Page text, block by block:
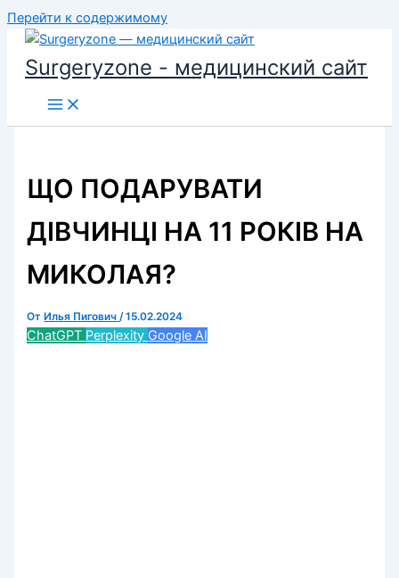
Перейти к содержимому
Surgeryzone - медицинский сайт
ЩО ПОДАРУВАТИ
ДІВЧИНЦІ НА 11 РОКІВ НА
МИКОЛАЯ?
От Илья Пигович/15.02.2024
ChatGPT Perplexity Google AI